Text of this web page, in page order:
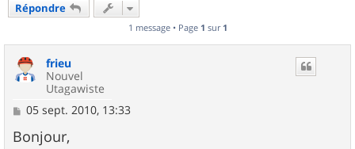
Répondre
1 message • Page 1 sur 1
frieu
Nouvel
Utagawiste
M
s
05 sept. 2010, 13:33
Bonjour,